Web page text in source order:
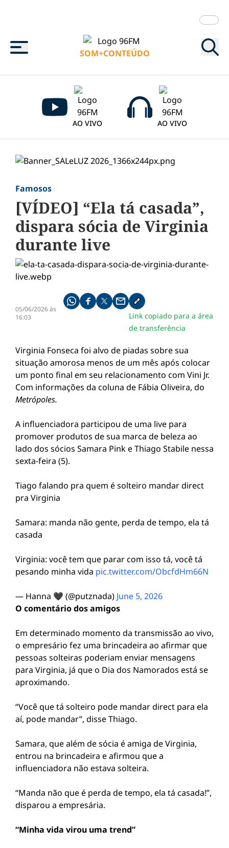
Menu
SOM+CONTEÚDO
AO VIVO AO VIVO
Famosos
[VÍDEO] “Ela tá casada”,
dispara sócia de Virginia
durante live
05/06/2026 às
16:03
Compartilhe pelo whatsapp
Compartilhar no facebook
Compartilhar no twitter
Compartilhe pelo email
Copiar link da notícia
Link copiado para a área
de transferência
Virginia Fonseca foi alvo de piadas sobre sua
situação amorosa menos de um mês após colocar
um ponto final em seu relacionamento com Vini Jr.
Com informações da coluna de Fábia Oliveira, do
Metrópoles.
A influenciadora participou de uma live para
promover produtos de sua marca de beleza ao
lado dos sócios Samara Pink e Thiago Stabile nessa
sexta-feira (5).
Tiago falando pra quem é solteiro mandar direct
pra Virginia
Samara: manda não gente, perda de tempo, ela tá
casada
Virginia: você tem que parar com isso tá, você tá
pesando minha vida pic.twitter.com/ObcfdHm66N
— Hanna 🖤 (@putznada) June 5, 2026
O comentário dos amigos
Em determinado momento da transmissão ao vivo,
o empresário fez uma brincadeira ao afirmar que
pessoas solteiras poderiam enviar mensagens
para Virginia, já que o Dia dos Namorados está se
aproximando.
“Você que tá solteiro pode mandar direct para ela
aí, pode mandar”, disse Thiago.
Samara, que além de sócia é amiga de Virginia,
entrou na brincadeira e afirmou que a
influenciadora não estava solteira.
“Manda não que é perda de tempo, ela tá casada!”,
disparou a empresária.
“Minha vida virou uma trend”